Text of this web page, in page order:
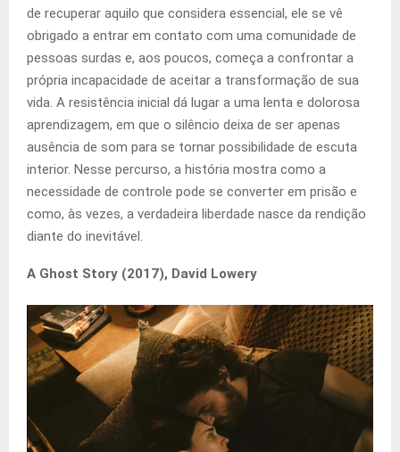
de recuperar aquilo que considera essencial, ele se vê
obrigado a entrar em contato com uma comunidade de
pessoas surdas e, aos poucos, começa a confrontar a
própria incapacidade de aceitar a transformação de sua
vida. A resistência inicial dá lugar a uma lenta e dolorosa
aprendizagem, em que o silêncio deixa de ser apenas
ausência de som para se tornar possibilidade de escuta
interior. Nesse percurso, a história mostra como a
necessidade de controle pode se converter em prisão e
como, às vezes, a verdadeira liberdade nasce da rendição
diante do inevitável.
A Ghost Story (2017), David Lowery